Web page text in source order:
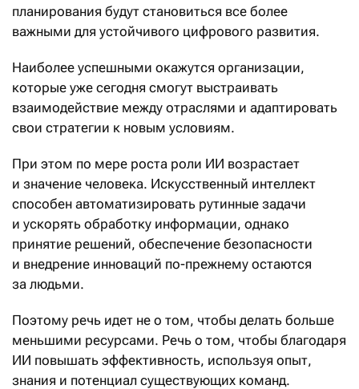
планирования будут становиться все более
важными для устойчивого цифрового развития.
Наиболее успешными окажутся организации,
которые уже сегодня смогут выстраивать
взаимодействие между отраслями и адаптировать
свои стратегии к новым условиям.
При этом по мере роста роли ИИ возрастает
и значение человека. Искусственный интеллект
способен автоматизировать рутинные задачи
и ускорять обработку информации, однако
принятие решений, обеспечение безопасности
и внедрение инноваций по-прежнему остаются
за людьми.
Поэтому речь идет не о том, чтобы делать больше
меньшими ресурсами. Речь о том, чтобы благодаря
ИИ повышать эффективность, используя опыт,
знания и потенциал существующих команд.